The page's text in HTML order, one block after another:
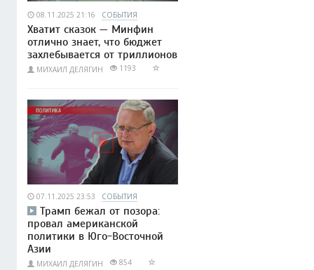
08.11.2025 21:16 СОБЫТИЯ
Хватит сказок — Минфин
отлично знает, что бюджет
захлебывается от триллионов
МИХАИЛ ДЕЛЯГИН 1193
07.11.2025 23:53 СОБЫТИЯ
Трамп бежал от позора:
провал американской
политики в Юго-Восточной
Азии
МИХАИЛ ДЕЛЯГИН 854